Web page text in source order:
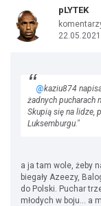
pLYTEK
@kaziu874
żadnych pucharach
Skupią się na lidze,
Luksemburgu."
a ja tam wole, żeby
biegały Azeezy,
do Polski. Puchar
młodych w boju... a